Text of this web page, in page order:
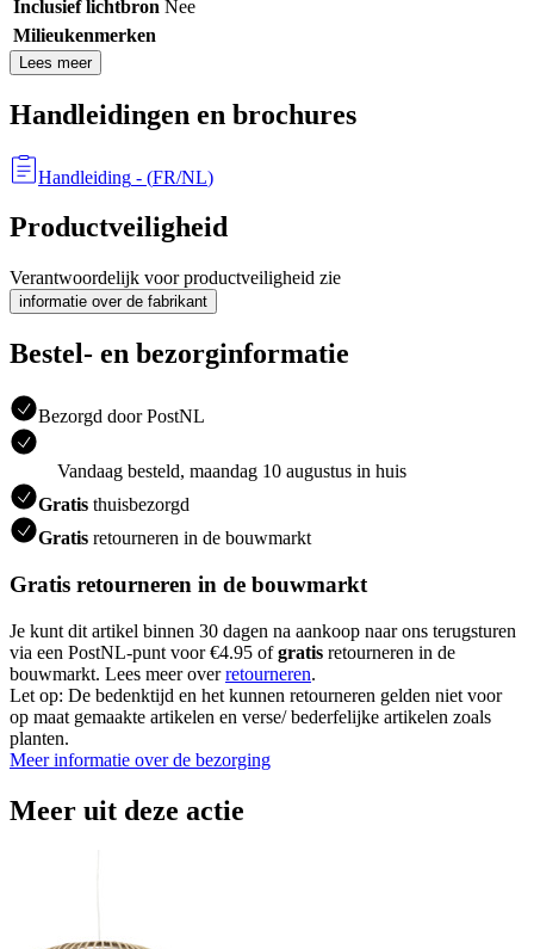
Inclusief lichtbron Nee
Milieukenmerken
Lees meer
Handleidingen en brochures
Handleiding - (FR/NL)
Productveiligheid
Verantwoordelijk voor productveiligheid zie
informatie over de fabrikant
Bestel- en bezorginformatie
Bezorgd door PostNL
Vandaag besteld, maandag 10 augustus in huis
Gratis thuisbezorgd
Gratis retourneren in de bouwmarkt
Gratis retourneren in de bouwmarkt
Je kunt dit artikel binnen 30 dagen na aankoop naar ons terugsturen
via een PostNL-punt voor €4.95 ofgratis retourneren in de
bouwmarkt. Lees meer overretourneren.
Let op: De bedenktijd en het kunnen retourneren gelden niet voor
op maat gemaakte artikelen en verse/ bederfelijke artikelen zoals
planten.
Meer informatie over de bezorging
Meer uit deze actie